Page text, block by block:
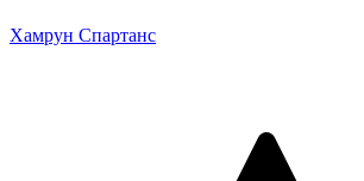
Хамрун Спартанс